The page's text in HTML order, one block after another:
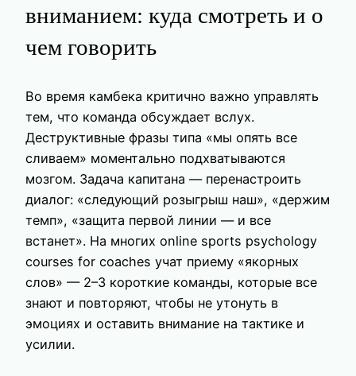
вниманием: куда смотреть и о
чем говорить
Во время камбека критично важно управлять
тем, что команда обсуждает вслух.
Деструктивные фразы типа «мы опять все
сливаем» моментально подхватываются
мозгом. Задача капитана — перенастроить
диалог: «следующий розыгрыш наш», «держим
темп», «защита первой линии — и все
встанет». На многих online sports psychology
courses for coaches учат приему «якорных
слов» — 2–3 короткие команды, которые все
знают и повторяют, чтобы не утонуть в
эмоциях и оставить внимание на тактике и
усилии.